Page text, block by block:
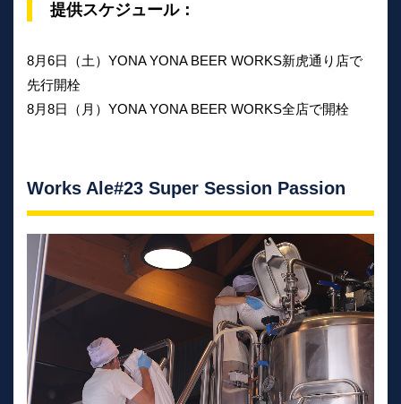
提供スケジュール：
8月6日（土）YONA YONA BEER WORKS新虎通り店で
先行開栓
8月8日（月）YONA YONA BEER WORKS全店で開栓
Works Ale#23 Super Session Passion